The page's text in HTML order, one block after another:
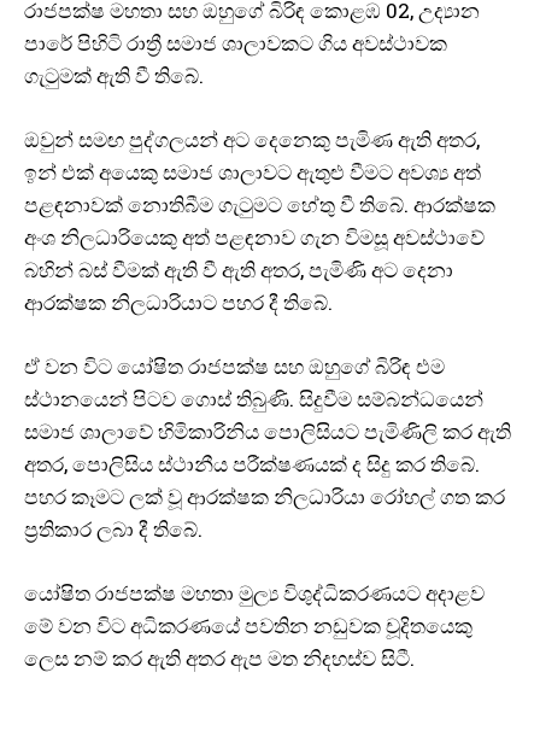
රාජපක්ෂ මහතා සහ ඔහුගේ බිරිඳ කොළඹ 02, උද්‍යාන
පාරේ පිහිටි රාත්‍රී සමාජ ශාලාවකට ගිය අවස්ථාවක
ගැටුමක් ඇති වී තිබේ.
ඔවුන් සමඟ පුද්ගලයන් අට දෙනෙකු පැමිණ ඇති අතර,
ඉන් එක් අයෙකු සමාජ ශාලාවට ඇතුළු වීමට අවශ්‍ය අත්
පළඳනාවක් නොතිබීම ගැටුමට හේතු වී තිබේ. ආරක්ෂක
අංශ නිලධාරියෙකු අත් පළඳනාව ගැන විමසූ අවස්ථාවේ
බහින් බස් වීමක් ඇති වී ඇති අතර, පැමිණි අට දෙනා
ආරක්ෂක නිලධාරියාට පහර දී තිබේ.
ඒ වන විට යෝෂිත රාජපක්ෂ සහ ඔහුගේ බිරිඳ එම
ස්ථානයෙන් පිටව ගොස් තිබුණි. සිදුවීම සම්බන්ධයෙන්
සමාජ ශාලාවේ හිමිකාරිනිය පොලිසියට පැමිණිලි කර ඇති
අතර, පොලිසිය ස්ථානීය පරීක්ෂණයක් ද සිදු කර තිබේ.
පහර කෑමට ලක් වූ ආරක්ෂක නිලධාරියා රෝහල් ගත කර
ප්‍රතිකාර ලබා දී තිබේ.
යෝෂිත රාජපක්ෂ මහතා මුල්‍ය විශුද්ධිකරණයට අදාළව
මේ වන විට අධිකරණයේ පවතින නඩුවක චූදිතයෙකු
ලෙස නම් කර ඇති අතර ඇප මත නිදහස්ව සිටී.